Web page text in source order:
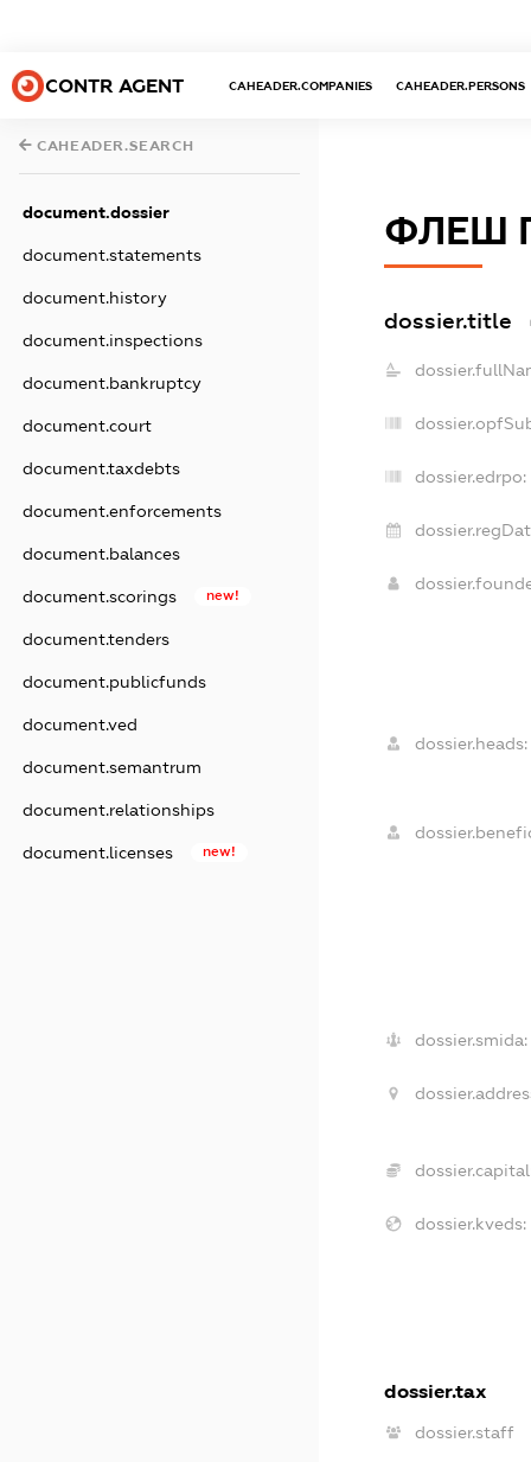
CONTR AGENT CAHEADER.COMPANIES CAHEADER.PERSONS
CAHEADER.SEARCH
document.dossier
document.statements
document.history
document.inspections
document.bankruptcy
document.court
document.taxdebts
document.enforcements
document.balances
document.scorings new!
document.tenders
document.publicfunds
document.ved
document.semantrum
document.relationships
document.licenses new!
ФЛЕШ
dossier.title
dossier.edrpo:
dossier.heads:
dossier.smida:
dossier.kveds:
dossier.tax
dossier.staff